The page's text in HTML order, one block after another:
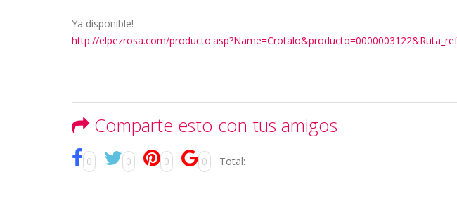
Ya disponible!
http://elpezrosa.com/
Comparte esto con tus amigos
0 0 0 0 Total: